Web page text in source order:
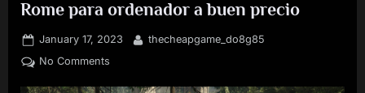
Rome para ordenador a buen precio
Posted
on
January 17, 2023 By
thecheapgame_do8g85
No Commentson